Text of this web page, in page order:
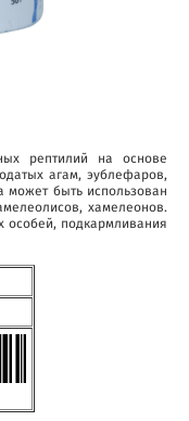
рептилий на основе
агам, эублефаров,
может быть использован
хамелеонов.
особей, подкармливания